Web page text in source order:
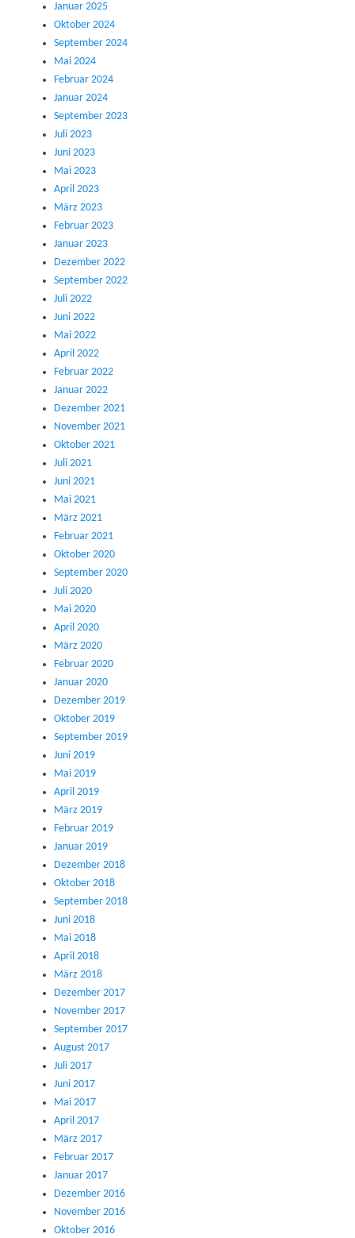
Januar 2025
Oktober 2024
September 2024
Mai 2024
Februar 2024
Januar 2024
September 2023
Juli 2023
Juni 2023
Mai 2023
April 2023
März 2023
Februar 2023
Januar 2023
Dezember 2022
September 2022
Juli 2022
Juni 2022
Mai 2022
April 2022
Februar 2022
Januar 2022
Dezember 2021
November 2021
Oktober 2021
Juli 2021
Juni 2021
Mai 2021
März 2021
Februar 2021
Oktober 2020
September 2020
Juli 2020
Mai 2020
April 2020
März 2020
Februar 2020
Januar 2020
Dezember 2019
Oktober 2019
September 2019
Juni 2019
Mai 2019
April 2019
März 2019
Februar 2019
Januar 2019
Dezember 2018
Oktober 2018
September 2018
Juni 2018
Mai 2018
April 2018
März 2018
Dezember 2017
November 2017
September 2017
August 2017
Juli 2017
Juni 2017
Mai 2017
April 2017
März 2017
Februar 2017
Januar 2017
Dezember 2016
November 2016
Oktober 2016